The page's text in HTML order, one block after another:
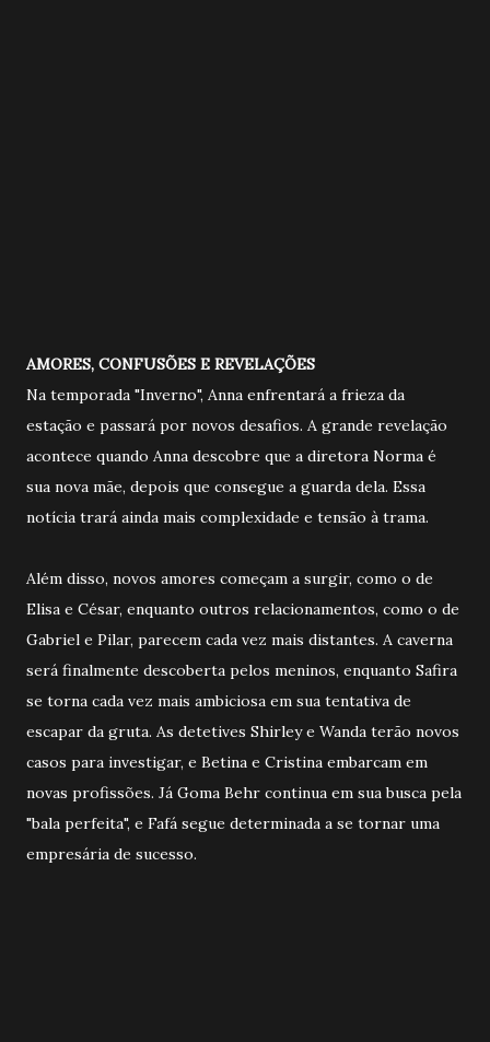
AMORES, CONFUSÕES E REVELAÇÕES
Na temporada "Inverno", Anna enfrentará a frieza da
estação e passará por novos desafios. A grande revelação
acontece quando Anna descobre que a diretora Norma é
sua nova mãe, depois que consegue a guarda dela. Essa
notícia trará ainda mais complexidade e tensão à trama.
Além disso, novos amores começam a surgir, como o de
Elisa e César, enquanto outros relacionamentos, como o de
Gabriel e Pilar, parecem cada vez mais distantes. A caverna
será finalmente descoberta pelos meninos, enquanto Safira
se torna cada vez mais ambiciosa em sua tentativa de
escapar da gruta. As detetives Shirley e Wanda terão novos
casos para investigar, e Betina e Cristina embarcam em
novas profissões. Já Goma Behr continua em sua busca pela
"bala perfeita", e Fafá segue determinada a se tornar uma
empresária de sucesso.